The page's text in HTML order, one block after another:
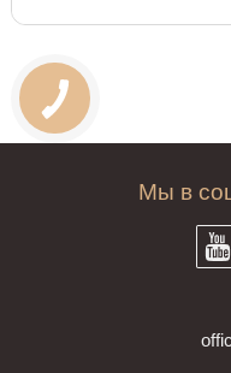
Мы в
offi